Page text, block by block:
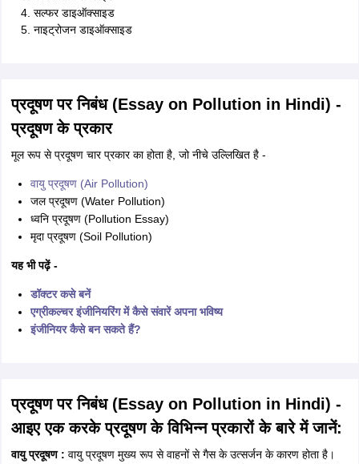
सल्फर डाइऑक्साइड
नाइट्रोजन डाइऑक्साइड
प्रदूषण पर निबंध (Essay on Pollution in Hindi) -
प्रदूषण के प्रकार
मूल रूप से प्रदूषण चार प्रकार का होता है, जो नीचे उल्लिखित है -
वायु प्रदूषण (Air Pollution)
जल प्रदूषण (Water Pollution)
ध्वनि प्रदूषण (Pollution Essay)
मृदा प्रदूषण (Soil Pollution)
यह भी पढ़ें -
डॉक्टर कसे बनें
एग्रीकल्चर इंजीनियरिंग में कैसे संवारें अपना भविष्य
इंजीनियर कैसे बन सकते हैं?
प्रदूषण पर निबंध (Essay on Pollution in Hindi) -
आइए एक करके प्रदूषण के विभिन्न प्रकारों के बारे में जानें:
वायु प्रदूषण : वायु प्रदूषण मुख्य रूप से वाहनों से गैस के उत्सर्जन के कारण होता है।